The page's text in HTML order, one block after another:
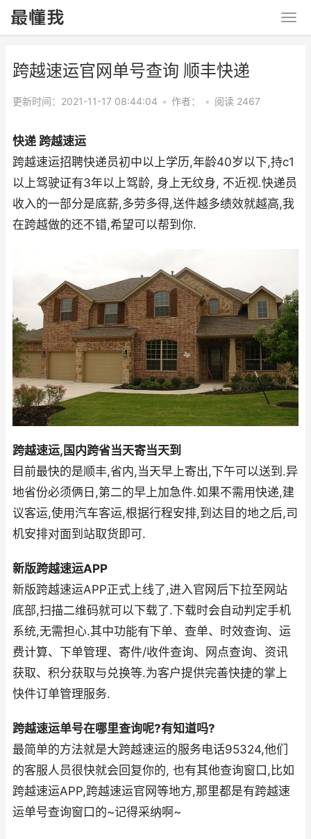
跨越速运官网单号查询 顺丰快递
更新时间：2021-11-17 08:44:04 • 作者： • 阅读 2467
快递 跨越速运
跨越速运招聘快递员初中以上学历,年龄40岁以下,持c1
以上驾驶证有3年以上驾龄, 身上无纹身, 不近视.快递员
收入的一部分是底薪,多劳多得,送件越多绩效就越高,我
在跨越做的还不错,希望可以帮到你.
跨越速运,国内跨省当天寄当天到
目前最快的是顺丰,省内,当天早上寄出,下午可以送到.异
地省份必须俩日,第二的早上加急件.如果不需用快递,建
议客运,使用汽车客运,根据行程安排,到达目的地之后,司
机安排对面到站取货即可.
新版跨越速运APP
新版跨越速运APP正式上线了,进入官网后下拉至网站
底部,扫描二维码就可以下载了.下载时会自动判定手机
系统,无需担心.其中功能有下单、查单、时效查询、运
费计算、下单管理、寄件/收件查询、网点查询、资讯
获取、积分获取与兑换等.为客户提供完善快捷的掌上
快件订单管理服务.
跨越速运单号在哪里查询呢?有知道吗?
最简单的方法就是大跨越速运的服务电话95324,他们
的客服人员很快就会回复你的, 也有其他查询窗口,比如
跨越速运APP,跨越速运官网等地方,那里都是有跨越速
运单号查询窗口的~记得采纳啊~